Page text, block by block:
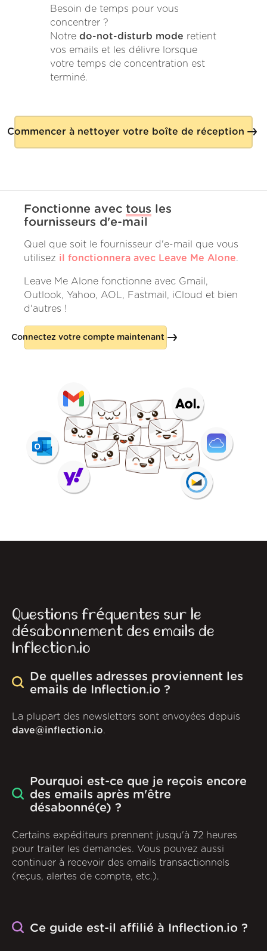
Besoin de temps pour vous
concentrer ?
Notre do-not-disturb mode retient
vos emails et les délivre lorsque
votre temps de concentration est
terminé.
Commencer à nettoyer votre boîte de réception
Fonctionne avec tous
les
fournisseurs d'e-mail
Quel que soit le fournisseur d'e-mail que vous
utilisez il fonctionnera avec Leave Me Alone.
Leave Me Alone fonctionne avec Gmail,
Outlook, Yahoo, AOL, Fastmail, iCloud et bien
d'autres !
Connectez votre compte maintenant
Questions fréquentes sur le
désabonnement des emails de
Inflection.io
De quelles adresses proviennent les
emails de Inflection.io ?
La plupart des newsletters sont envoyées depuis
dave@inflection.io.
Pourquoi est-ce que je reçois encore
des emails après m'être
désabonné(e) ?
Certains expéditeurs prennent jusqu'à 72 heures
pour traiter les demandes. Vous pouvez aussi
continuer à recevoir des emails transactionnels
(reçus, alertes de compte, etc.).
Ce guide est-il affilié à Inflection.io ?